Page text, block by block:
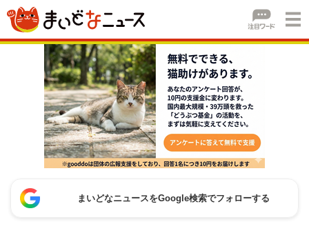
まいどなニュースをGoogle検索でフォローする